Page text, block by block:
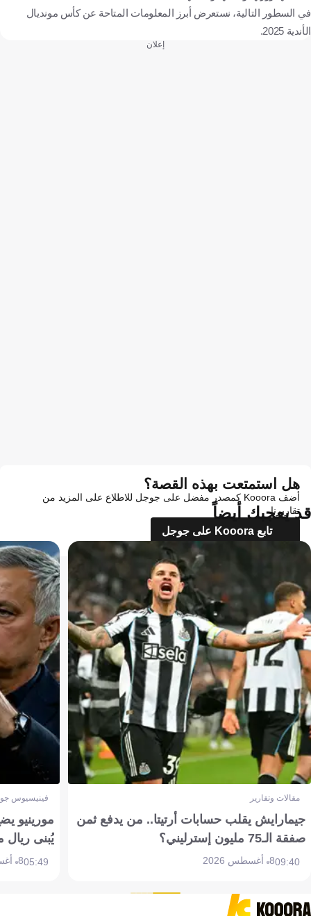
في السطور التالية، نستعرض أبرز المعلومات المتاحة عن كأس مونديال
الأندية 2025.
إعلان
هل استمتعت بهذه القصة؟
أضف Kooora كمصدر مفضل على جوجل للاطلاع على المزيد من
تقاريرنا
تابع Kooora على جوجل
قد يعجبك أيضاً
مقالات وتقارير
جيمارايش يقلب حسابات أرتيتا.. من يدفع ثمن
صفقة الـ75 مليون إسترليني؟
09:408 أغسطس 2026
فينيسيوس
مورينيو
يُبنى ريال
05:498 أغسطس 2026